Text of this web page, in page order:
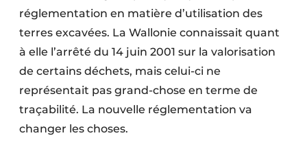
Géotextiles
Infrastructures souterraines et égouttage
Rénovation
réglementation en matière d’utilisation des
terres excavées. La Wallonie connaissait quant
à elle l’arrêté du 14 juin 2001 sur la valorisation
de certains déchets, mais celui-ci ne
représentait pas grand-chose en terme de
traçabilité. La nouvelle réglementation va
changer les choses.